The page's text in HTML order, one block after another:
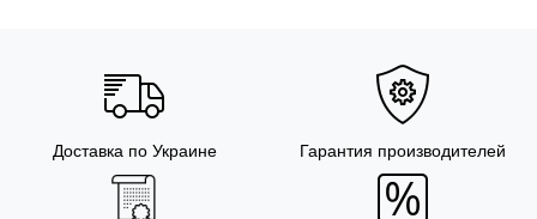
Доставка по Украине Гарантия производителей